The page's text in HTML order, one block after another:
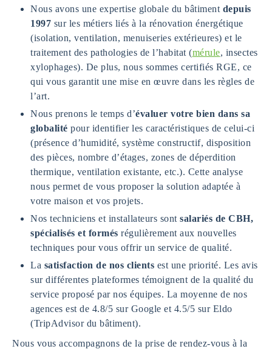
Nous avons une expertise globale du bâtiment depuis
1997 sur les métiers liés à la rénovation énergétique
(isolation, ventilation, menuiseries extérieures) et le
traitement des pathologies de l’habitat (mérule, insectes
xylophages). De plus, nous sommes certifiés RGE, ce
qui vous garantit une mise en œuvre dans les règles de
l’art.
Nous prenons le temps d’évaluer votre bien dans sa
globalité pour identifier les caractéristiques de celui-ci
(présence d’humidité, système constructif, disposition
des pièces, nombre d’étages, zones de déperdition
thermique, ventilation existante, etc.). Cette analyse
nous permet de vous proposer la solution adaptée à
votre maison et vos projets.
Nos techniciens et installateurs sont salariés de CBH,
spécialisés et formés régulièrement aux nouvelles
techniques pour vous offrir un service de qualité.
La satisfaction de nos clients est une priorité. Les avis
sur différentes plateformes témoignent de la qualité du
service proposé par nos équipes. La moyenne de nos
agences est de 4.8/5 sur Google et 4.5/5 sur Eldo
(TripAdvisor du bâtiment).
Nous vous accompagnons de la prise de rendez-vous à la